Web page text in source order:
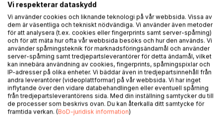
Behövs det kravaller i kyrkorna? Vad är en tungskruv?
Varför erbjuds så lite mat i nattvarden? Varför är Gud busig?
Vad har anarkism och kommunism med Jesus att göra?
Varför kommer ingen till himlen? Hur kan korset vara en
symbol för djurens befrielse? Varför kedjade en luthersk
domstol fast en anabaptistkvinna i köket? Är Jesus
verkligen Gud? Finns det genuina församlingar? Vad blir
bättre utan ledare? Varför är det okristligt med poliser?
Jesus eller kyrkan? kombinerar inifrånkritik av kyrkan med
ett sökande efter en politiskt radikal kristen tro. Inspiration
Vi respekterar dataskydd
Vi använder cookies och liknande teknologi på vår webbsida. Vissa av
dem är väsentliga och tekniskt nödvändiga. Vi använder även metoder
för att analysera (t.ex. cookies eller fingerprints samt server-spårning)
och för att mäta hur ofta vår webbsida besöks och hur den används. Vi
använder spårningsteknik för marknadsföringsändamål och använder
server-spårning samt tredjepartsleverantörer för detta ändamål, vilket
kan innebära användning av cookies, fingerprints, spårningspixlar och
IP-adresser på olika enheter. Vi bäddar även in tredjepartsinnehåll från
andra leverantörer (videoplattformar) på vår webbsida. Vi har inget
inflytande över den vidare databehandlingen eller eventuell spårning
från tredjepartsleverantörens sida. Med din inställning samtycker du till
de processer som beskrivs ovan. Du kan återkalla ditt samtycke för
framtida verkan. (BoD-juridisk information)